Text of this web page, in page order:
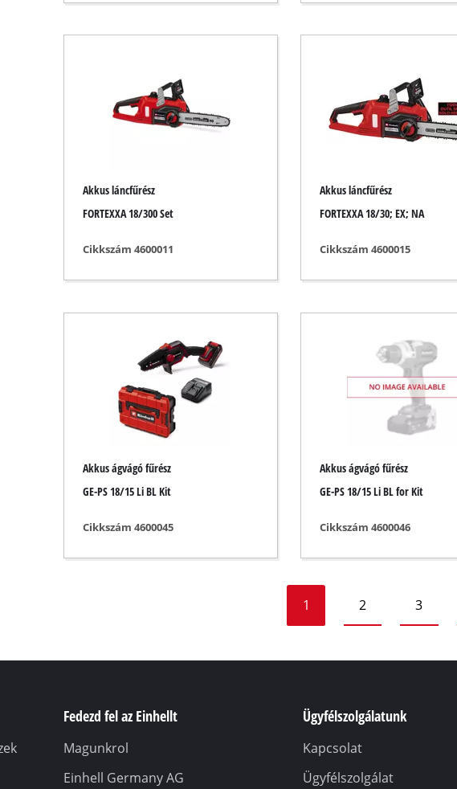
Emelő / vontató gépek
Egyéb eszközök
Akkus láncfűrész
FORTEXXA 18/300 Set
Cikkszám 4600011
Akkus láncfűrész
FORTEXXA 18/30; EX; NA
Cikkszám 4600015
Akkus ágvágó fűrész
GE-PS 18/15 Li BL Kit
Cikkszám 4600045
Akkus ágvágó fűrész
GE-PS 18/15 Li BL for Kit
Cikkszám 4600046
1 2 3
Fedezd fel az Einhellt
Magunkrol
Einhell Germany AG
Ügyfélszolgálatunk
Kapcsolat
Ügyfélszolgálat